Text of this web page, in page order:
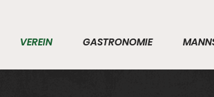
VEREIN GASTRONOMIE